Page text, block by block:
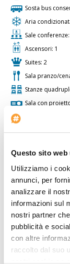
Questo sito
Utilizziamo i
annunci, per
analizzare il
informazioni sul
nostri partner
pubblicità e
con altre
raccolto dal suo
Sosta bus
Aria
Sale
Ascensori: 1
Suites: 2
Sala pranzo/
Stanze
Sala con
Parcheggio per
Area carico/
Animali ammessi
Bar
Stanze doppie
Stanze triple: 2
Camere non